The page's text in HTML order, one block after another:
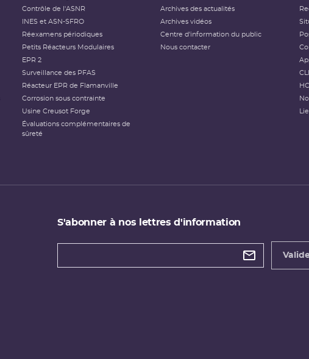
Contrôle de l'ASNR
INES et ASN-SFRO
Réexamens périodiques
Petits Réacteurs Modulaires
EPR 2
Surveillance des PFAS
Réacteur EPR de Flamanville
Corrosion sous contrainte
Usine Creusot Forge
Évaluations complémentaires de
sûreté
Archives des actualités
Archives vidéos
Centre d'information du public
Nous contacter
CLI
S'abonner à nos lettres d'information